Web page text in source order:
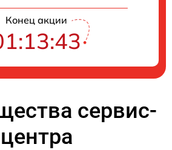
Конец акции
сервис-
центра